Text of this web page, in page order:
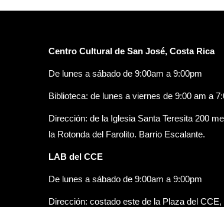
Centro Cultural de San José, Costa Rica
De lunes a sábado de 9:00am a 9:00pm
Biblioteca: de lunes a viernes de 9:00 am a
Dirección: de la Iglesia Santa Teresita 200
la Rotonda del Farolito. Barrio Escalante.
LAB del CCE
De lunes a sábado de 9:00am a 9:00pm
Dirección: costado este de la Plaza del